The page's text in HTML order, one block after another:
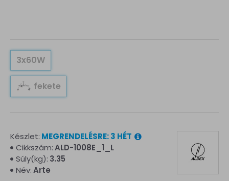
3x60W
fekete
Készlet: MEGRENDELÉSRE: 3 HÉT
Cikkszám:ALD-1008E_1_L
Súly(kg): 3.35
Név:Arte